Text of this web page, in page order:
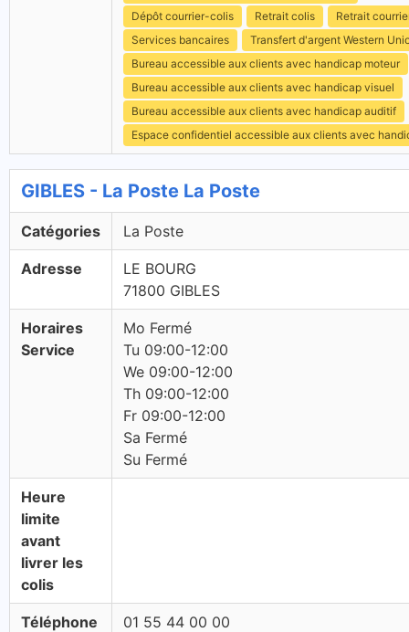
Dépôt courrier-colis Retrait colis
Retrait
Services bancaires
Transfert d'argent Western
Bureau accessible aux clients avec handicap moteur
Bureau accessible aux clients avec handicap visuel
Bureau accessible aux clients avec handicap auditif
Espace confidentiel accessible aux clients avec
GIBLES - La Poste La Poste
Catégories La Poste
Adresse
LE BOURG
71800 GIBLES
Horaires
Service
Mo Fermé
Tu 09:00-12:00
We 09:00-12:00
Th 09:00-12:00
Fr 09:00-12:00
Sa Fermé
Su Fermé
Heure
limite
avant
livrer les
colis
Téléphone 01 55 44 00 00